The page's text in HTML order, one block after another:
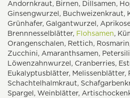
Andornkraut, Birnen, Dillsamen,
Ginsengwurzel, Buchweizenkraut,
Grünhafer, Galgantwurzel,
Brennnesselblätter, Flohsamen,
Orangenschalen, Rettich,
Zucchini, Amaranthsamen,
Löwenzahnwurzel, Cranberries,
Eukalyptusblätter, Melissenblätter,
Schachtelhalmkraut,
Spargel, Weinblätter,